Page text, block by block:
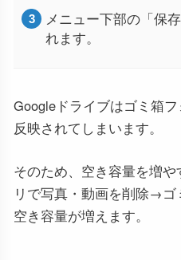
メニュー下部の「保
れます。
Googleドライブはゴミ箱
反映されてしまいます。
そのため、空き容量を増
リで写真・動画を削除→ゴ
空き容量が増えます。